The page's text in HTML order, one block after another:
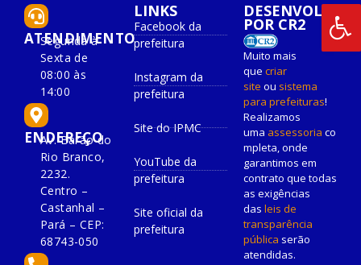
ATENDIMENTO
Segunda à
Sexta de
08:00 às
14:00
ENDEREÇO
Av. Barão do
Rio Branco,
2232.
Centro –
Castanhal –
Pará – CEP:
68743-050
LINKS
Facebook da
prefeitura
Instagram da
prefeitura
Site do IPMC
YouTube da
prefeitura
Site oficial da
prefeitura
DESENVOLVIDO
POR CR2
Muito mais
que criar
site ou sistema
para prefeituras!
Realizamos
uma assessoria co
mpleta, onde
garantimos em
contrato que todas
as exigências
das leis de
transparência
pública serão
atendidas.